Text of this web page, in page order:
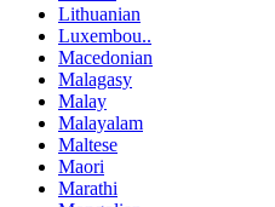
Lithuanian
Luxembou..
Macedonian
Malagasy
Malay
Malayalam
Maltese
Maori
Marathi